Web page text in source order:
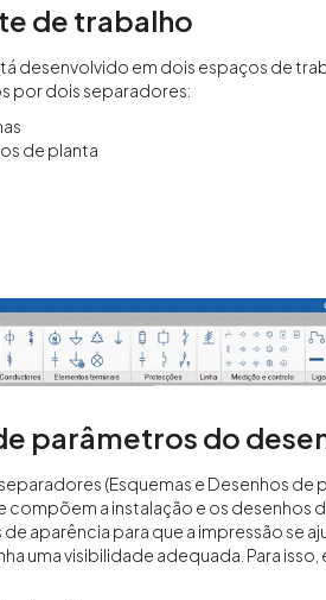
de trabalho
desenvolvido em dois espaços de
por dois separadores:
de planta
parâmetros do
(Esquemas e Desenhos
compõem a instalação e os desenhos
aparência para que a impressão se
uma visibilidade adequada. Para